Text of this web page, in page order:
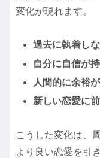
変化が現れます。
過去に執着し
自分に自信が
人間的に余裕
新しい恋愛に
こうした変化は、
より良い恋愛を引